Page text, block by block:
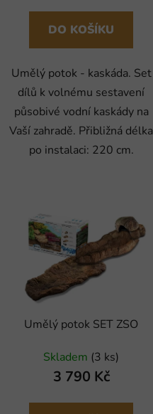
DO KOŠÍKU
Umělý potok - kaskáda. Set
dílů k volnému sestavení
působivé vodní kaskády na
Vaší zahradě. Přibližná délka
po instalaci: 220 cm.
Umělý potok SET ZSO
Skladem (3 ks)
3 790 Kč